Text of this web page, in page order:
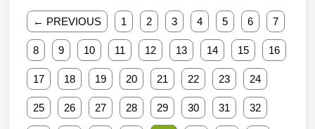
← PREVIOUS 1 2 3 4 5 6 7
8 9 10 11 12 13 14 15 16
17 18 19 20 21 22 23 24
25 26 27 28 29 30 31 32